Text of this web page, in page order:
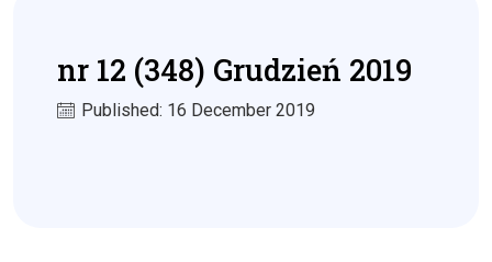
nr 12 (348) Grudzień 2019
Published: 16 December 2019